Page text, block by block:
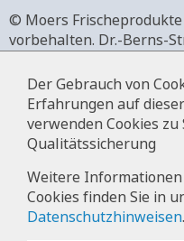
© Moers Frischeprodukte
vorbehalten. Dr.-Berns-
+49 2841 911-0,
Impressum
Datenschutz
Der Gebrauch von
Erfahrungen auf
verwenden Cookies
Qualitätssicherung
Weitere
Cookies finden Sie in
Datenschutzhinweisen.